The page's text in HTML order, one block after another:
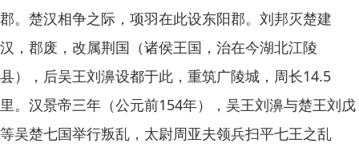
郡。楚汉相争之际，项羽在此设东阳郡。刘邦灭楚建
汉，郡废，改属荆国（诸侯王国，治在今湖北江陵
县），后吴王刘濞设都于此，重筑广陵城，周长14.5
里。汉景帝三年（公元前154年），吴王刘濞与楚王刘戊
等吴楚七国举行叛乱，太尉周亚夫领兵扫平七王之乱